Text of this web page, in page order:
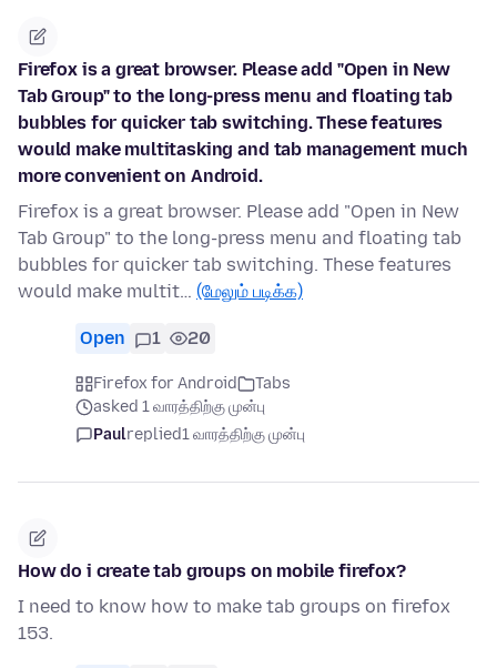
Firefox is a great browser. Please add "Open in New
Tab Group" to the long-press menu and floating tab
bubbles for quicker tab switching. These features
would make multitasking and tab management much
more convenient on Android.
Firefox is a great browser. Please add "Open in New
Tab Group" to the long-press menu and floating tab
bubbles for quicker tab switching. These features
would make multit… (மேலும் படிக்க)
Open 1 20
Firefox for Android
Tabs
asked 1 வாரத்திற்கு முன்பு
Paulreplied1 வாரத்திற்கு முன்பு
How do i create tab groups on mobile firefox?
I need to know how to make tab groups on firefox
153.